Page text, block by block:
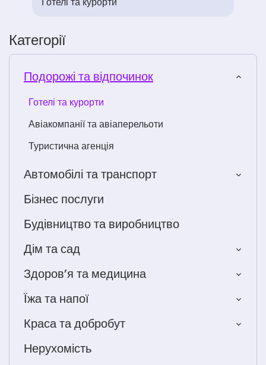
Категорії
Автомобілі та транспорт
Бізнес послуги
Будівництво та виробництво
Дім та сад
Здоров’я та медицина
Їжа та напої
Краса та добробут
Нерухомість
Подорожі та відпочинок
Авіакомпанії та авіаперельоти
Готелі та курорти
Туристична агенція